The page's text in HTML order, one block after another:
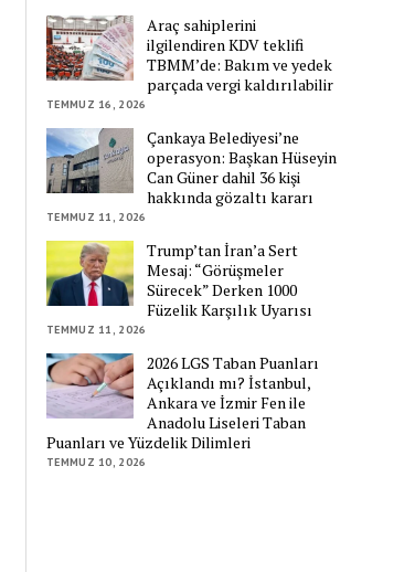
Araç sahiplerini
ilgilendiren KDV teklifi
TBMM’de: Bakım ve yedek
parçada vergi kaldırılabilir
TEMMUZ 16, 2026
Çankaya Belediyesi’ne
operasyon: Başkan Hüseyin
Can Güner dahil 36 kişi
hakkında gözaltı kararı
TEMMUZ 11, 2026
Trump’tan İran’a Sert
Mesaj: “Görüşmeler
Sürecek” Derken 1000
Füzelik Karşılık Uyarısı
TEMMUZ 11, 2026
2026 LGS Taban Puanları
Açıklandı mı? İstanbul,
Ankara ve İzmir Fen ile
Anadolu Liseleri Taban
Puanları ve Yüzdelik Dilimleri
TEMMUZ 10, 2026